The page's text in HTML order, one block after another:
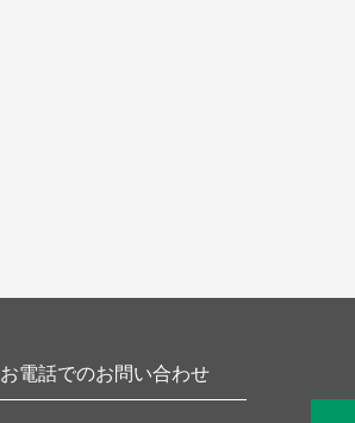
お電話でのお問い合わせ